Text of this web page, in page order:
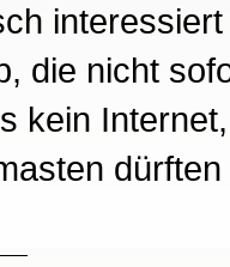
die nicht
kein